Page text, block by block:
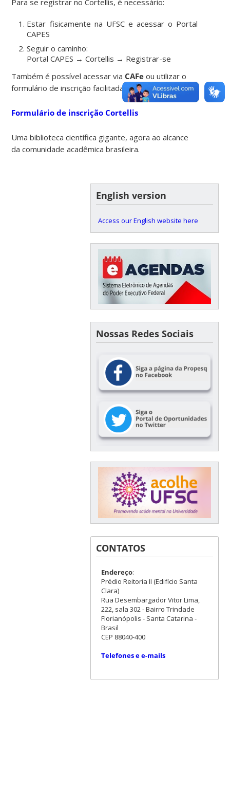
Estar fisicamente na UFSC e acessar o Portal
CAPES
Seguir o caminho:
Portal CAPES → Cortellis → Registrar-se
Também é possível acessar via CAFe ou utilizar o
formulário de inscrição facilitada:
Formulário de inscrição Cortellis
Uma biblioteca científica gigante, agora ao alcance
da comunidade acadêmica brasileira.
English version
Access our English website here
Nossas Redes Sociais
CONTATOS
Endereço:
Prédio Reitoria II (Edifício Santa
Clara)
Rua Desembargador Vitor Lima,
222, sala 302 - Bairro Trindade
Florianópolis - Santa Catarina -
Brasil
CEP 88040-400
Telefones e e-mails